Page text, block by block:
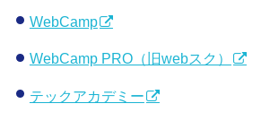
WebCamp
WebCamp PRO（旧webスク）
テックアカデミー